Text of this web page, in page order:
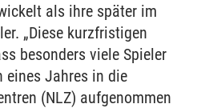
als ihre später im
„Diese kurzfristigen
besonders viele Spieler
eines Jahres in die
(NLZ) aufgenommen